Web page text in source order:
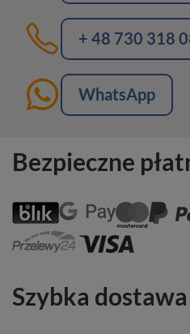
+ 48 730 318
WhatsApp
Bezpieczne
Szybka dostawa